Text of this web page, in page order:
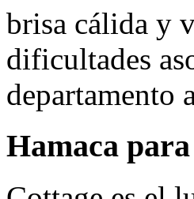
brisa cálida y
dificultades
departamento
Hamaca